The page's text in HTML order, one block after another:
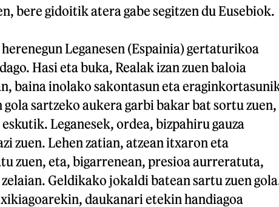
bere gidoitik atera gabe segitzen du Eusebiok.
Leganesen (Espainia) gertaturikoa
Hasi eta buka, Realak izan zuen baloia
baina inolako sakontasun eta
gola sartzeko aukera garbi bakar bat sortu zuen,
Leganesek, ordea, bizpahiru gauza
zuen. Lehen zatian, atzean itxaron eta
zuen, eta, bigarrenean, presioa aurreratuta,
zelaian. Geldikako jokaldi batean sartu zuen
daukanari etekin handiagoa